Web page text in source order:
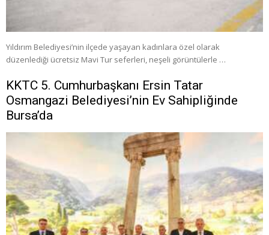
Yıldırım Belediyesi’nin ilçede yaşayan kadınlara özel olarak
düzenlediği ücretsiz Mavi Tur seferleri, neşeli görüntülerle …
KKTC 5. Cumhurbaşkanı Ersin Tatar
Osmangazi Belediyesi’nin Ev Sahipliğinde
Bursa’da